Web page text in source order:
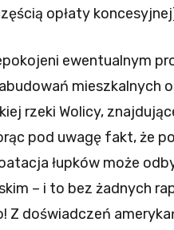
opłaty
ewentualnym
mieszkalnych
rzeki Wolicy,
pod uwagę fakt, że
łupków może
– i to bez żadnych
Z doświadczeń